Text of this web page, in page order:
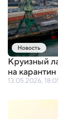
Новость
Круизный
на
13.05.2026,